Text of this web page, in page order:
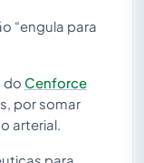
“engula para
do Cenforce
por somar
arterial.